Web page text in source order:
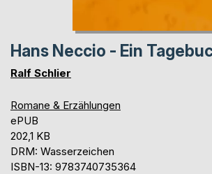
Hans Neccio - Ein
Ralf Schlier
Romane & Erzählungen
ePUB
202,1 KB
DRM: Wasserzeichen
ISBN-13: 9783740735364